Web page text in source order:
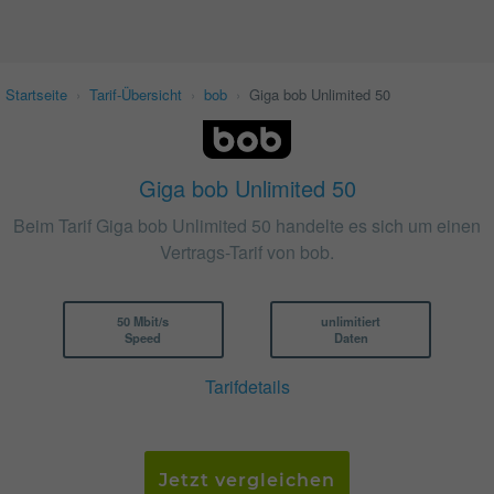
Startseite Tarif-Übersicht bob Giga bob Unlimited 50
Giga bob Unlimited 50
Beim Tarif Giga bob Unlimited 50 handelte es sich um einen
Vertrags-Tarif von bob.
50 Mbit/s
Speed
unlimitiert
Daten
Tarifdetails
Jetzt vergleichen